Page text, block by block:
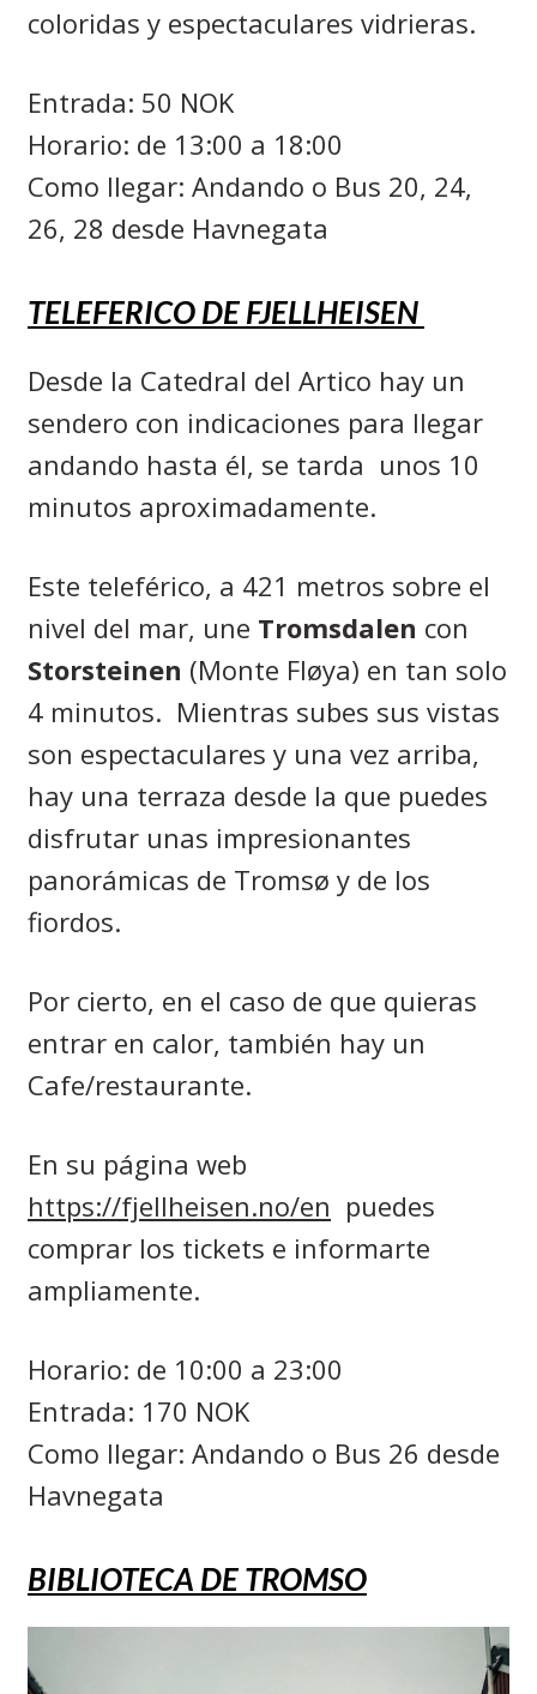
coloridas y espectaculares vidrieras.
Entrada: 50 NOK
Horario: de 13:00 a 18:00
Como llegar: Andando o Bus 20, 24,
26, 28 desde Havnegata
TELEFERICO DE FJELLHEISEN
Desde la Catedral del Artico hay un
sendero con indicaciones para llegar
andando hasta él, se tarda unos 10
minutos aproximadamente.
Este teleférico, a 421 metros sobre el
nivel del mar, une Tromsdalen con
Storsteinen (Monte Fløya) en tan solo
4 minutos. Mientras subes sus vistas
son espectaculares y una vez arriba,
hay una terraza desde la que puedes
disfrutar unas impresionantes
panorámicas de Tromsø y de los
fiordos.
Por cierto, en el caso de que quieras
entrar en calor, también hay un
Cafe/restaurante.
En su página web
https://fjellheisen.no/en puedes
comprar los tickets e informarte
ampliamente.
Horario: de 10:00 a 23:00
Entrada: 170 NOK
Como llegar: Andando o Bus 26 desde
Havnegata
BIBLIOTECA DE TROMSO